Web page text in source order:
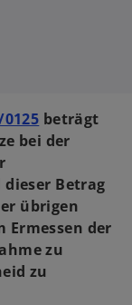
beträgt
bei der
dieser Betrag
übrigen
Ermessen der
zu
zu